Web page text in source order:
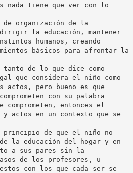
nada tiene que ver con lo
organización de la
la educación, mantener
humanos, creando
básicos para afrontar la
de lo que dice como
que considera el niño como
actos, pero bueno es que
con su palabra
entonces el
actos en un contexto que se
principio de que el niño no
la educación del hogar y en
a sus pares sin la
de los profesores, u
con los que cada ser se